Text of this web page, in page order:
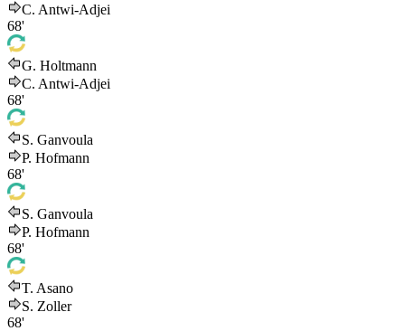
C. Antwi-Adjei
68'
G. Holtmann
C. Antwi-Adjei
68'
S. Ganvoula
P. Hofmann
68'
S. Ganvoula
P. Hofmann
68'
T. Asano
S. Zoller
68'